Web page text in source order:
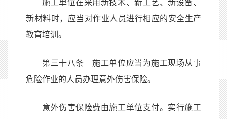
施工单位在采用新技术、新工艺、新设备、
新材料时，应当对作业人员进行相应的安全生产
教育培训。
第三十八条 施工单位应当为施工现场从事
危险作业的人员办理意外伤害保险。
意外伤害保险费由施工单位支付。实行施工